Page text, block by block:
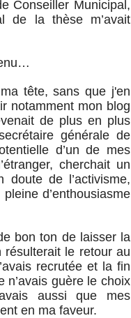
Conseiller Municipal,
de la thèse m’avait
tête, sans que j'en
notamment mon blog
de plus en plus
générale de
d’un de mes
cherchait un
de l’activisme,
d’enthousiasme
bon ton de laisser la
résulterait le retour au
recrutée et la fin
n’avais guère le choix
aussi que mes
en ma faveur.